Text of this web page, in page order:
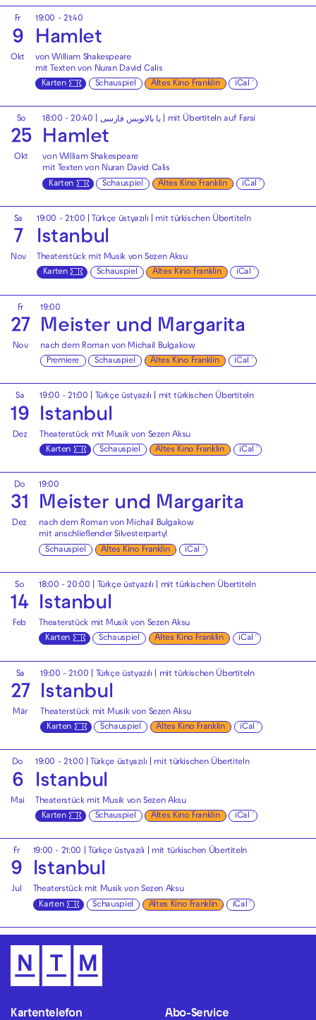
Fr
9
Okt
19:00 - 21:40
Hamlet
von William Shakespeare
mit Texten von Nuran David Calis
Karten
Schauspiel Altes Kino Franklin iCal
So
25
Okt
18:00 - 20:40 با بالانویس فارسی | mit Übertiteln auf Farsi
Hamlet
von William Shakespeare
mit Texten von Nuran David Calis
Karten
Schauspiel Altes Kino Franklin iCal
Sa
7
Nov
19:00 - 21:00 Türkçe üstyazılı | mit türkischen Übertiteln
Istanbul
Theaterstück mit Musik von Sezen Aksu
Karten
Schauspiel Altes Kino Franklin iCal
Fr
27
Nov
19:00
Meister und Margarita
nach dem Roman von Michail Bulgakow
Premiere
Schauspiel Altes Kino Franklin iCal
Sa
19
Dez
19:00 - 21:00 | Türkçe üstyazılı | mit türkischen Übertiteln
Istanbul
Theaterstück mit Musik von Sezen Aksu
Karten
Schauspiel Altes Kino Franklin iCal
Do
31
Dez
19:00
Meister und Margarita
nach dem Roman von Michail Bulgakow
mit anschließenderSilvesterparty!
Schauspiel
Altes Kino Franklin iCal
So
14
Feb
18:00 - 20:00 Türkçe üstyazılı | mit türkischen Übertiteln
Istanbul
Theaterstück mit Musik von Sezen Aksu
Karten
Schauspiel Altes Kino Franklin iCal
Sa
27
Mär
19:00 - 21:00 Türkçe üstyazılı | mit türkischen Übertiteln
Istanbul
Theaterstück mit Musik von Sezen Aksu
Karten
Schauspiel Altes Kino Franklin iCal
Do
6
Mai
19:00 - 21:00 | Türkçe üstyazılı | mit türkischen Übertiteln
Istanbul
Theaterstück mit Musik von Sezen Aksu
Karten
Schauspiel Altes Kino Franklin iCal
Fr
9
Jul
19:00 - 21:00 Türkçe üstyazılı | mit türkischen Übertiteln
Istanbul
Theaterstück mit Musik von Sezen Aksu
Karten
Schauspiel Altes Kino Franklin iCal
Kartentelefon Abo-Service